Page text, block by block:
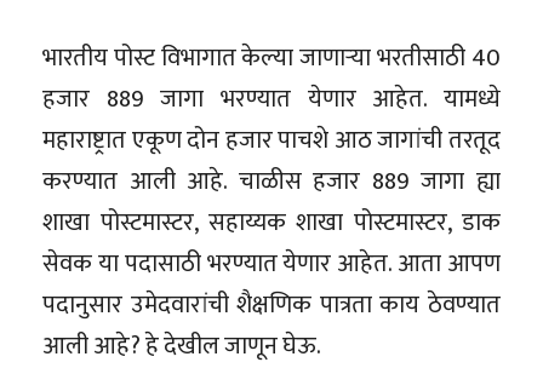
भारतीय पोस्ट विभागात केल्या जाणाऱ्या भरतीसाठी 40
हजार 889 जागा भरण्यात येणार आहेत. यामध्ये
महाराष्ट्रात एकूण दोन हजार पाचशे आठ जागांची तरतूद
करण्यात आली आहे. चाळीस हजार 889 जागा ह्या
शाखा पोस्टमास्टर, सहाय्यक शाखा पोस्टमास्टर, डाक
सेवक या पदासाठी भरण्यात येणार आहेत. आता आपण
पदानुसार उमेदवारांची शैक्षणिक पात्रता काय ठेवण्यात
आली आहे? हे देखील जाणून घेऊ.